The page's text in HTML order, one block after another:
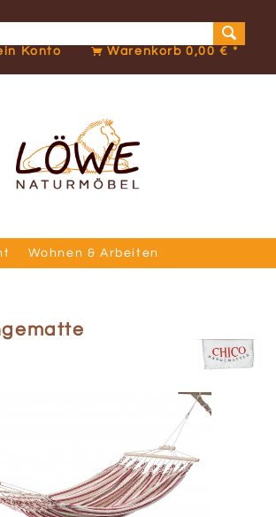
Konto Warenkorb0,00 € *
Wohnen & Arbeiten